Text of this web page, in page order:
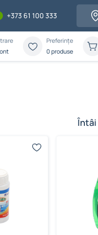
+373 61 100 333
Preferințe
0 produse